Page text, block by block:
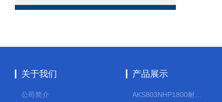
关于我们
公司简介
产品展示